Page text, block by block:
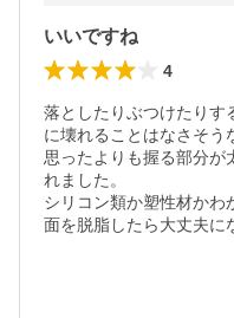
いいですね
4
落としたりぶつけたりす
に壊れることはなさそう
思ったよりも握る部分が
れました。
シリコン類か塑性材かわ
面を脱脂したら大丈夫に